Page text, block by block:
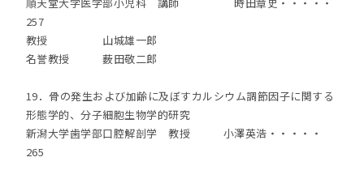
257
教授 山城雄一郎
名誉教授 薮田敬二郎
19．骨の発生および加齢に及ぼすカルシウム調節因子に関する
形態学的、分子細胞生物学的研究
新潟大学歯学部口腔解剖学 教授 小澤英浩・・・・・
265